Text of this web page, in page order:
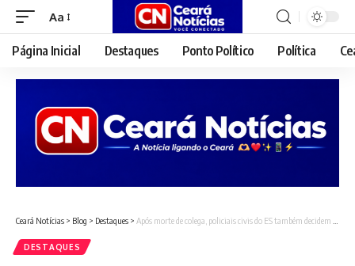
Font
Resizer
Aa
Página Inicial Destaques Ponto Político Política
Ceará Notícias > Blog > Destaques > Após morte de colega, policiais civis do ES também decidem paralisar serviço
DESTAQUES